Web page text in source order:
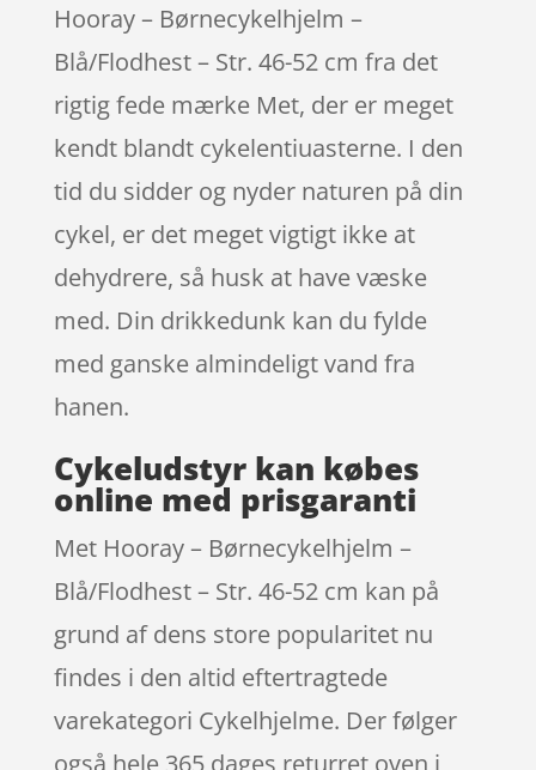
Hooray – Børnecykelhjelm –
Blå/Flodhest – Str. 46-52 cm fra det
rigtig fede mærke Met, der er meget
kendt blandt cykelentiuasterne. I den
tid du sidder og nyder naturen på din
cykel, er det meget vigtigt ikke at
dehydrere, så husk at have væske
med. Din drikkedunk kan du fylde
med ganske almindeligt vand fra
hanen.
Cykeludstyr kan købes
online med prisgaranti
Met Hooray – Børnecykelhjelm –
Blå/Flodhest – Str. 46-52 cm kan på
grund af dens store popularitet nu
findes i den altid eftertragtede
varekategori Cykelhjelme. Der følger
også hele 365 dages returret oven i